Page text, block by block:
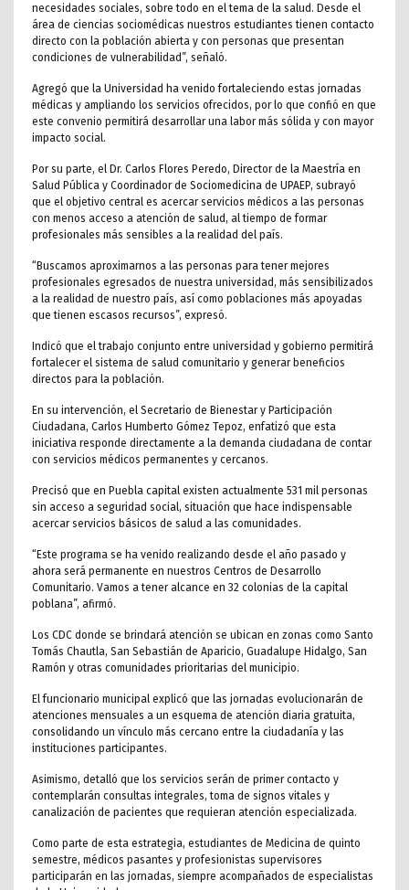
necesidades sociales, sobre todo en el tema de la salud. Desde el
área de ciencias sociomédicas nuestros estudiantes tienen contacto
directo con la población abierta y con personas que presentan
condiciones de vulnerabilidad”, señaló.
Agregó que la Universidad ha venido fortaleciendo estas jornadas
médicas y ampliando los servicios ofrecidos, por lo que confió en que
este convenio permitirá desarrollar una labor más sólida y con mayor
impacto social.
Por su parte, el Dr. Carlos Flores Peredo, Director de la Maestría en
Salud Pública y Coordinador de Sociomedicina de UPAEP, subrayó
que el objetivo central es acercar servicios médicos a las personas
con menos acceso a atención de salud, al tiempo de formar
profesionales más sensibles a la realidad del país.
“Buscamos aproximarnos a las personas para tener mejores
profesionales egresados de nuestra universidad, más sensibilizados
a la realidad de nuestro país, así como poblaciones más apoyadas
que tienen escasos recursos”, expresó.
Indicó que el trabajo conjunto entre universidad y gobierno permitirá
fortalecer el sistema de salud comunitario y generar beneficios
directos para la población.
En su intervención, el Secretario de Bienestar y Participación
Ciudadana, Carlos Humberto Gómez Tepoz, enfatizó que esta
iniciativa responde directamente a la demanda ciudadana de contar
con servicios médicos permanentes y cercanos.
Precisó que en Puebla capital existen actualmente 531 mil personas
sin acceso a seguridad social, situación que hace indispensable
acercar servicios básicos de salud a las comunidades.
“Este programa se ha venido realizando desde el año pasado y
ahora será permanente en nuestros Centros de Desarrollo
Comunitario. Vamos a tener alcance en 32 colonias de la capital
poblana”, afirmó.
Los CDC donde se brindará atención se ubican en zonas como Santo
Tomás Chautla, San Sebastián de Aparicio, Guadalupe Hidalgo, San
Ramón y otras comunidades prioritarias del municipio.
El funcionario municipal explicó que las jornadas evolucionarán de
atenciones mensuales a un esquema de atención diaria gratuita,
consolidando un vínculo más cercano entre la ciudadanía y las
instituciones participantes.
Asimismo, detalló que los servicios serán de primer contacto y
contemplarán consultas integrales, toma de signos vitales y
canalización de pacientes que requieran atención especializada.
Como parte de esta estrategia, estudiantes de Medicina de quinto
semestre, médicos pasantes y profesionistas supervisores
participarán en las jornadas, siempre acompañados de especialistas